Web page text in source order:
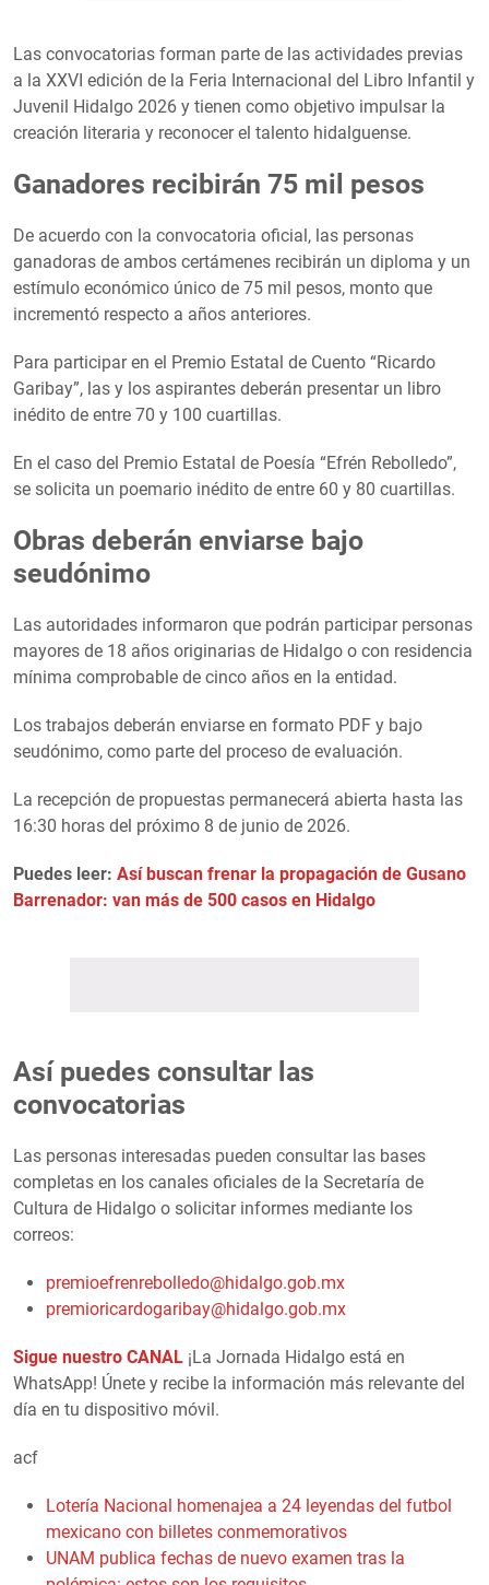
Las convocatorias forman parte de las actividades previas
a la XXVI edición de la Feria Internacional del Libro Infantil y
Juvenil Hidalgo 2026 y tienen como objetivo impulsar la
creación literaria y reconocer el talento hidalguense.
Ganadores recibirán 75 mil pesos
De acuerdo con la convocatoria oficial, las personas
ganadoras de ambos certámenes recibirán un diploma y un
estímulo económico único de 75 mil pesos, monto que
incrementó respecto a años anteriores.
Para participar en el Premio Estatal de Cuento “Ricardo
Garibay”, las y los aspirantes deberán presentar un libro
inédito de entre 70 y 100 cuartillas.
En el caso del Premio Estatal de Poesía “Efrén Rebolledo”,
se solicita un poemario inédito de entre 60 y 80 cuartillas.
Obras deberán enviarse bajo
seudónimo
Las autoridades informaron que podrán participar personas
mayores de 18 años originarias de Hidalgo o con residencia
mínima comprobable de cinco años en la entidad.
Los trabajos deberán enviarse en formato PDF y bajo
seudónimo, como parte del proceso de evaluación.
La recepción de propuestas permanecerá abierta hasta las
16:30 horas del próximo 8 de junio de 2026.
Puedes leer: Así buscan frenar la propagación de Gusano
Barrenador: van más de 500 casos en Hidalgo
Así puedes consultar las
convocatorias
Las personas interesadas pueden consultar las bases
completas en los canales oficiales de la Secretaría de
Cultura de Hidalgo o solicitar informes mediante los
correos:
premioefrenrebolledo@hidalgo.gob.mx
premioricardogaribay@hidalgo.gob.mx
Sigue nuestro CANAL ¡La Jornada Hidalgo está en
WhatsApp! Únete y recibe la información más relevante del
día en tu dispositivo móvil.
acf
Lotería Nacional homenajea a 24 leyendas del futbol
mexicano con billetes conmemorativos
UNAM publica fechas de nuevo examen tras la